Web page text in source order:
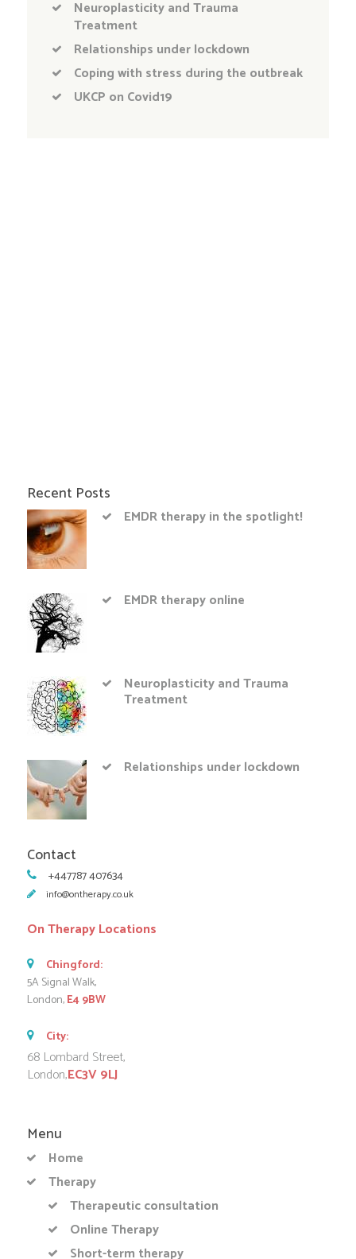
Neuroplasticity and Trauma
Treatment
Relationships under lockdown
Coping with stress during the outbreak
UKCP on Covid19
Recent Posts
EMDR therapy in the spotlight!
EMDR therapy online
Neuroplasticity and Trauma
Treatment
Relationships under lockdown
Contact
+447787 407634
info@ontherapy.co.uk
On Therapy Locations
Chingford:
5A Signal Walk,
London,E4 9BW
City:
68 Lombard Street,
London,EC3V 9LJ
Menu
Home
Therapy
Therapeutic consultation
Online Therapy
Short-term therapy